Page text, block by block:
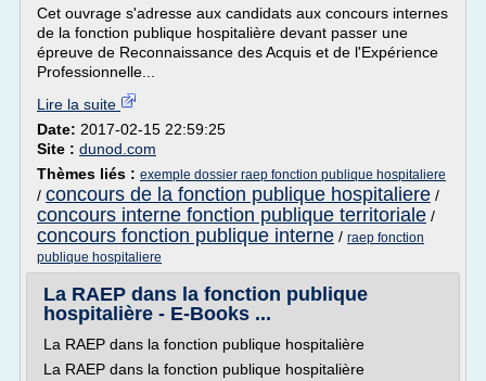
Cet ouvrage s'adresse aux candidats aux concours internes
de la fonction publique hospitalière devant passer une
épreuve de Reconnaissance des Acquis et de l'Expérience
Professionnelle...
Lire la suite
Date: 2017-02-15 22:59:25
Site : dunod.com
Thèmes liés : exemple dossier raep fonction publique hospitaliere
/ concours de la fonction publique hospitaliere /
concours interne fonction publique territoriale /
concours fonction publique interne / raep fonction
publique hospitaliere
La RAEP dans la fonction publique
hospitalière - E-Books ...
La RAEP dans la fonction publique hospitalière
La RAEP dans la fonction publique hospitalière